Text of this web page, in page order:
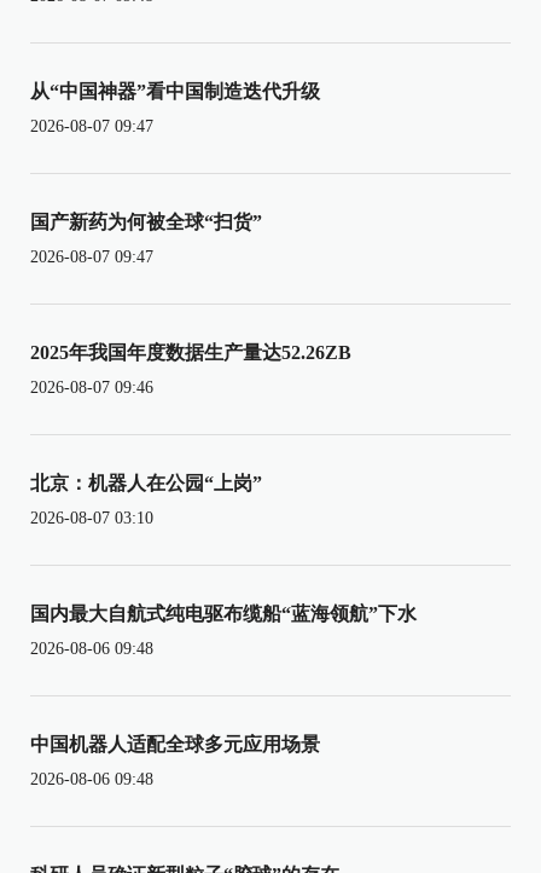
从“中国神器”看中国制造迭代升级
2026-08-07 09:47
国产新药为何被全球“扫货”
2026-08-07 09:47
2025年我国年度数据生产量达52.26ZB
2026-08-07 09:46
北京：机器人在公园“上岗”
2026-08-07 03:10
国内最大自航式纯电驱布缆船“蓝海领航”下水
2026-08-06 09:48
中国机器人适配全球多元应用场景
2026-08-06 09:48